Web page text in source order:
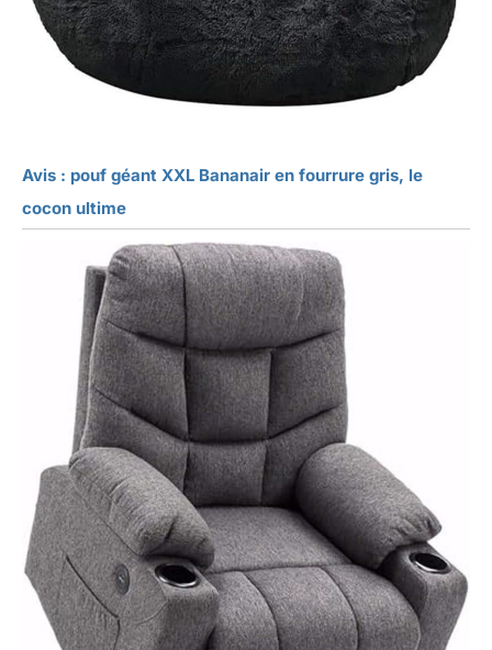
Avis : pouf géant XXL Bananair en fourrure gris, le
cocon ultime